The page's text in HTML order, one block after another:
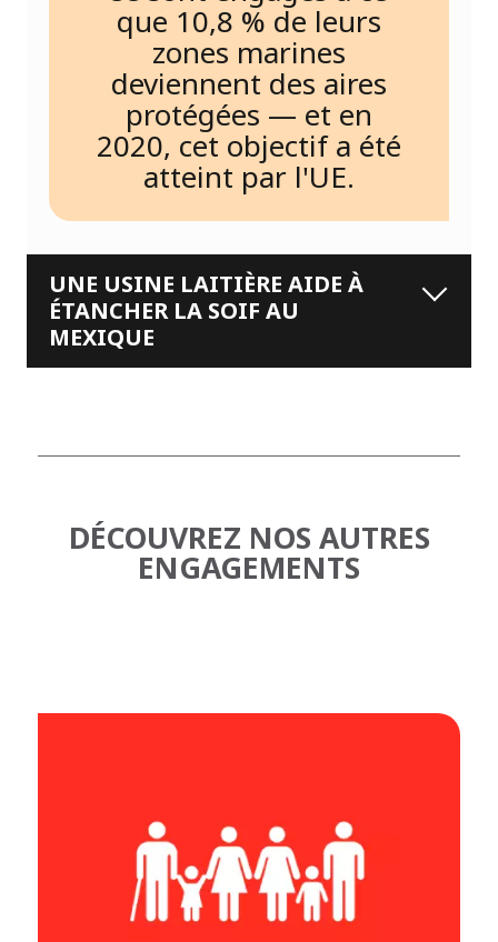
que 10,8 % de leurs
zones marines
deviennent des aires
protégées — et en
2020, cet objectif a été
atteint par l'UE.
UNE USINE LAITIÈRE AIDE À
ÉTANCHER LA SOIF AU
MEXIQUE
DÉCOUVREZ NOS AUTRES
ENGAGEMENTS